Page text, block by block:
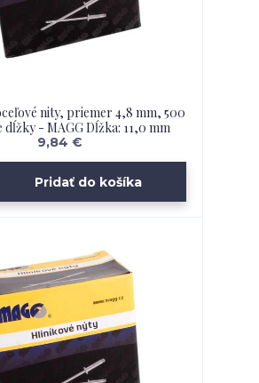
nity, priemer 4,8 mm, 500
dĺžky - MAGG Dĺžka: 11,0 mm
9,84 €
Pridať do košíka